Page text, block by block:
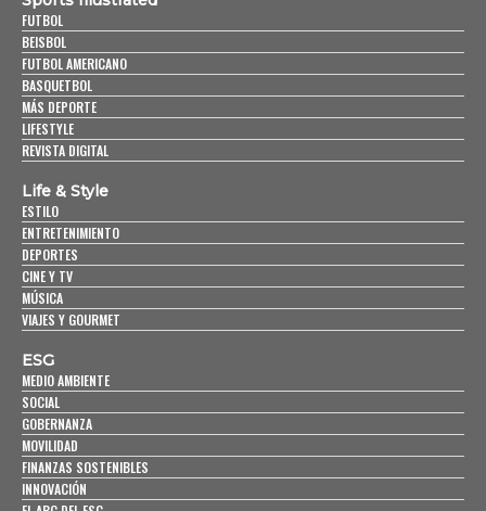
FUTBOL
BEISBOL
FUTBOL AMERICANO
BASQUETBOL
MÁS DEPORTE
LIFESTYLE
REVISTA DIGITAL
Life & Style
ESTILO
ENTRETENIMIENTO
DEPORTES
CINE Y TV
MÚSICA
VIAJES Y GOURMET
ESG
MEDIO AMBIENTE
SOCIAL
GOBERNANZA
MOVILIDAD
FINANZAS SOSTENIBLES
INNOVACIÓN